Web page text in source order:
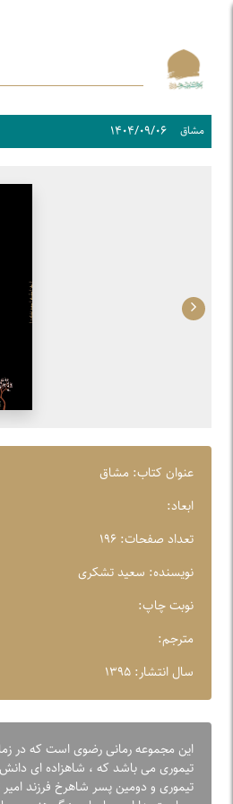
مشاق ۱۴۰۴/۰۹/۰۶
عنوان کتاب: مشاق
ابعاد:
تعداد صفحات: ۱۹۶
نویسنده: سعید تشکری
نوبت چاپ:
مترجم:
سال انتشار: ۱۳۹۵
این مجموعه رمانی رضوی است که در
تیموری می باشد که ، شاهزاده ای
تیموری و دومین پسر شاهرخ فرزند امیر